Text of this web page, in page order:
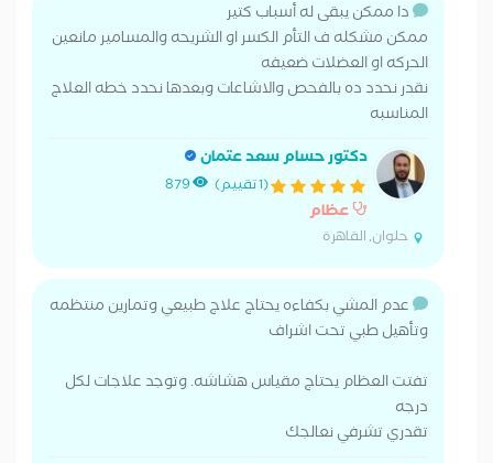
دا ممكن يبقى له أسباب كتير
ممكن مشكله ف التأم الكسر او الشريحه والمسامير مانعين
الحركه او العضلات ضعيفه
نقدر نحدد ده بالفحص والاشاعات وبعدها نحدد خطه العلاج
المناسبه
دكتور حسام سعد عتمان
(1 تقييم) 879
عظام
حلوان, القاهرة
عدم المشي بكفاءه يحتاج علاج طبيعي وتمارين منتظمه
وتأهيل طبي تحت اشراف
تفتت العظام يحتاج مقياس هشاشه. وتوجد علاجات لكل
درجه
تقدري تشرفي نعالجك